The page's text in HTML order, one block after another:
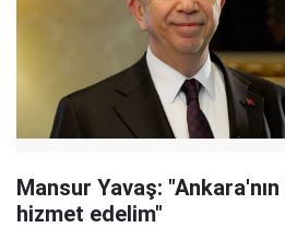
Mansur Yavaş:
hizmet edelim"